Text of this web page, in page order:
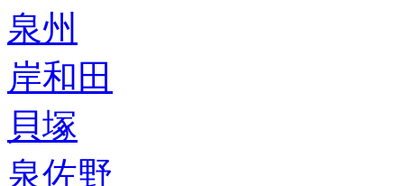
泉州
岸和田
貝塚
泉佐野